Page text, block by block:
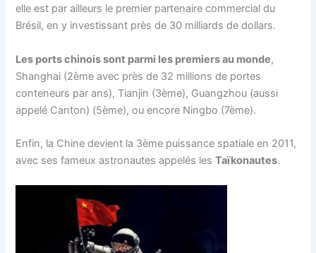
elle est par ailleurs le premier partenaire commercial du
Brésil, en y investissant près de 30 milliards de dollars.
Les ports chinois sont parmi les premiers au monde,
Shanghai (2ème avec près de 32 millions de portes
conteneurs par ans), Tianjin (3ème), Guangzhou (aussi
appelé Canton) (5ème), ou encore Ningbo (7ème).
Enfin, la Chine devient la 3ème puissance spatiale en 2011,
avec ses fameux astronautes appelés lesTaïkonautes.